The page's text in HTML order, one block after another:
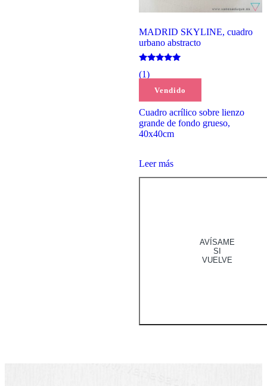
Vendido
MADRID SKYLINE, cuadro
urbano abstracto
con
(1)
150,00€
Cuadro acrílico sobre lienzo
grande de fondo grueso,
40x40cm
Leer más
AVÍSAME
SI
VUELVE